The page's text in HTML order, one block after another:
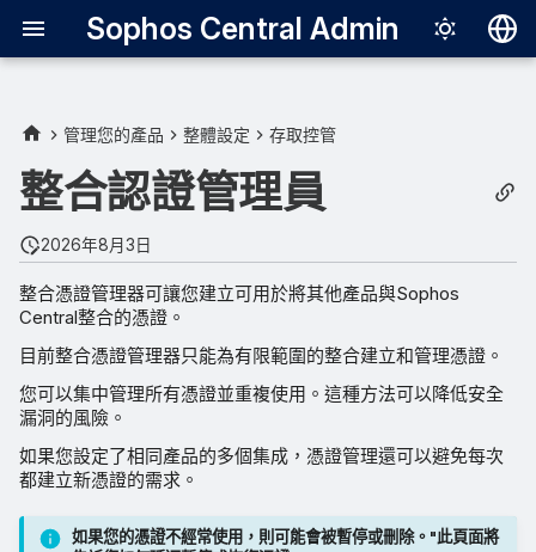
Sophos Central Admin
Italiano
日本語
한국어
Português
查看憑證
編輯憑證
恢復憑證
延遲暫停不活躍憑證
更改暫停非活動憑證的設置
管理您的產品 整體設定 存取控管
整合認證管理員
2026年8月3日
整合憑證管理器可讓您建立可用於將其他產品與Sophos
Central整合的憑證。
目前整合憑證管理器只能為有限範圍的整合建立和管理憑證。
您可以集中管理所有憑證並重複使用。這種方法可以降低安全
漏洞的風險。
如果您設定了相同產品的多個集成，憑證管理還可以避免每次
都建立新憑證的需求。
如果您的憑證不經常使用，則可能會被暫停或刪除。"此頁面將